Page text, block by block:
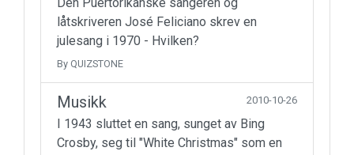
låtskriveren José Feliciano skrev en
julesang i 1970 - Hvilken?
By QUIZSTONE
Musikk 2010-10-26
I 1943 sluttet en sang, sunget av Bing
Crosby, seg til "White Christmas" som en